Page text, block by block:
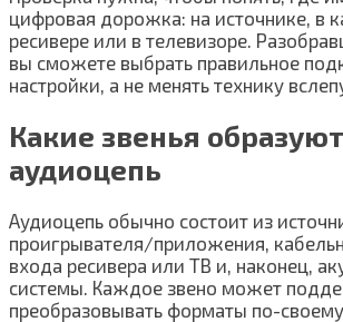
цифровая дорожка: на источнике, в
ресивере или в телевизоре.
вы сможете выбрать правильное
настройки, а не менять технику
Какие звенья образуют
аудиоцепь
Аудиоцепь обычно состоит из
проигрывателя/приложения,
входа ресивера или ТВ и, наконец,
системы. Каждое звено может
преобразовывать форматы по-своему.